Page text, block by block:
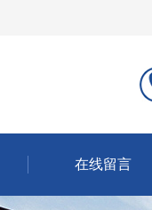
在线留言